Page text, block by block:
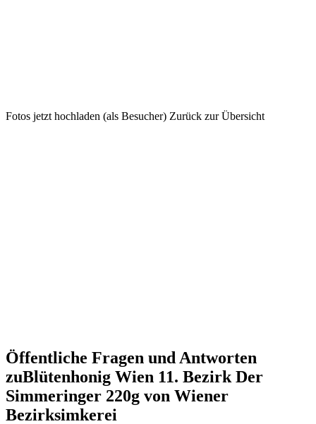
Fotos jetzt hochladen (als Besucher) Zurück zur Übersicht
Öffentliche Fragen und Antworten
zuBlütenhonig Wien 11. Bezirk Der
Simmeringer 220g von Wiener
Bezirksimkerei